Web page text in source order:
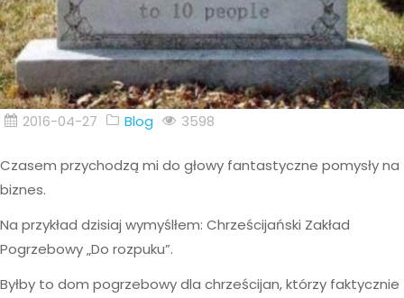
2016-04-27 Blog 3598
Czasem przychodzą mi do głowy fantastyczne pomysły na
biznes.
Na przykład dzisiaj wymyślłem: Chrześcijański Zakład
Pogrzebowy „Do rozpuku”.
Byłby to dom pogrzebowy dla chrześcijan, którzy faktycznie